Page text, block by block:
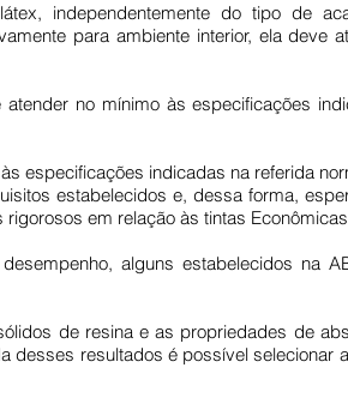
independentemente do tipo de
para ambiente interior, ela deve
no mínimo às especificações
especificações indicadas na referida
estabelecidos e, dessa forma,
em relação às tintas
alguns estabelecidos na
de resina e as propriedades de
desses resultados é possível selecionar